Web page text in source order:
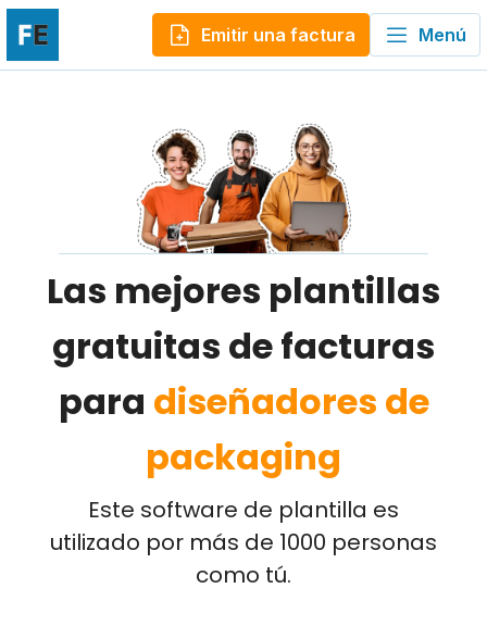
Emitir una factura Menú
Las mejores plantillas
gratuitas de facturas
para diseñadores de
packaging
Este software de plantilla es
utilizado por más de 1000 personas
como tú.